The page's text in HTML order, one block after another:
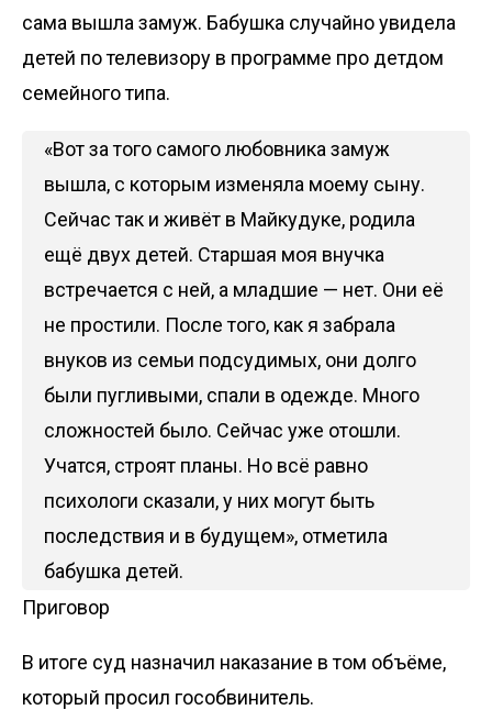
сама вышла замуж. Бабушка случайно увидела
детей по телевизору в программе про детдом
семейного типа.
«Вот за того самого любовника замуж
вышла, с которым изменяла моему сыну.
Сейчас так и живёт в Майкудуке, родила
ещё двух детей. Старшая моя внучка
встречается с ней, а младшие — нет. Они её
не простили. После того, как я забрала
внуков из семьи подсудимых, они долго
были пугливыми, спали в одежде. Много
сложностей было. Сейчас уже отошли.
Учатся, строят планы. Но всё равно
психологи сказали, у них могут быть
последствия и в будущем», отметила
бабушка детей.
Приговор
В итоге суд назначил наказание в том объёме,
который просил гособвинитель.